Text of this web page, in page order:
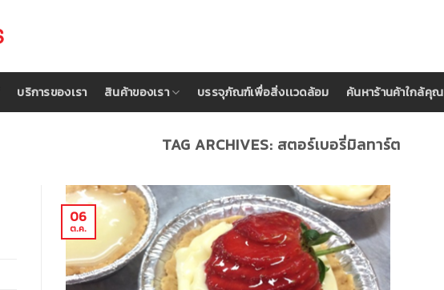
บริการของเรา สินค้าของเรา บรรจุภัณฑ์เพื่อสิ่งเเวดล้อม ค้นหาร้านค้าใกล้คุณ
TAG ARCHIVES: สตอร์เบอรี่มิลทาร์ต
06
ต.ค.